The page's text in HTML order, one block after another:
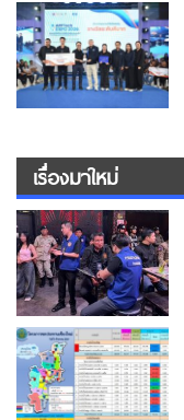
เรื่องมาใหม่